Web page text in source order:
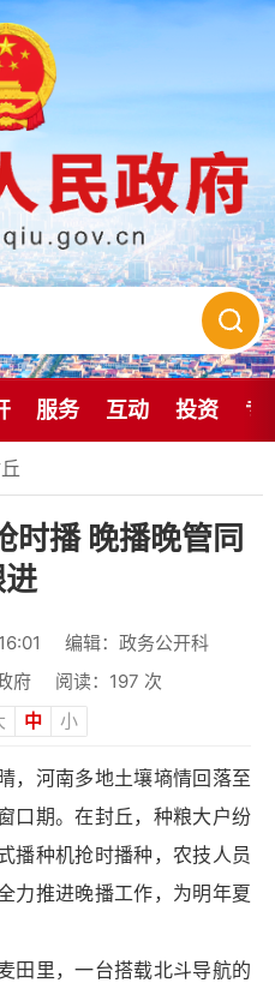
服务 互动 投资 专
时播 晚播晚管同
编辑：政务公开科
府
阅读： 197 次
中 小
河南多地土壤墒情回落至
口期。在封丘，种粮大户纷
播种机抢时播种，农技人员
力推进晚播工作，为明年夏
里，一台搭载北斗导航的